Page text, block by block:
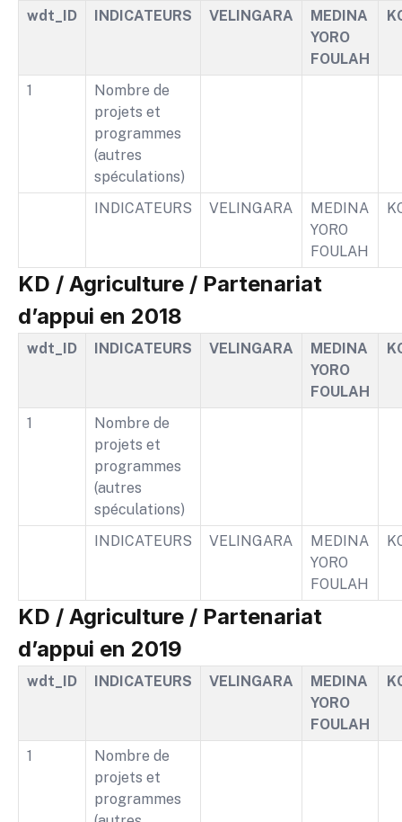
wdt_ID INDICATEURS VELINGARA
MEDINA
YORO
FOULAH
1
Nombre de
projets et
programmes
(autres
spéculations)
INDICATEURS
VELINGARA
MEDINA
YORO
FOULAH
KD / Agriculture / Partenariat
d’appui en 2018
wdt_ID INDICATEURS VELINGARA
MEDINA
YORO
FOULAH
1
Nombre de
projets et
programmes
(autres
spéculations)
INDICATEURS
VELINGARA
MEDINA
YORO
FOULAH
KD / Agriculture / Partenariat
d’appui en 2019
wdt_ID INDICATEURS VELINGARA
MEDINA
YORO
FOULAH
1
Nombre de
projets et
programmes